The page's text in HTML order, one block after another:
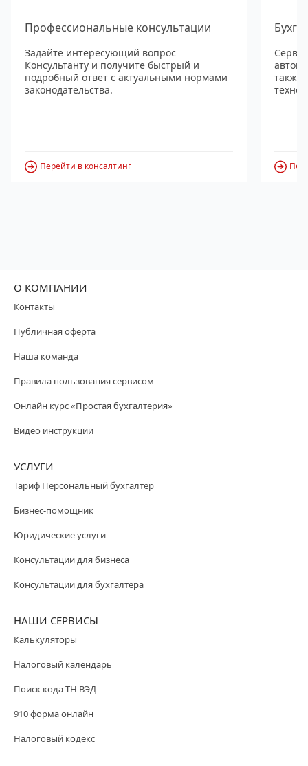
Профессиональные консультации
Задайте интересующий вопрос
Консультанту и получите быстрый и
подробный ответ с актуальными нормами
законодательства.
Перейти в консалтинг
также
О КОМПАНИИ
Контакты
Публичная оферта
Наша команда
Правила пользования сервисом
Онлайн курс «Простая бухгалтерия»
Видео инструкции
УСЛУГИ
Тариф Персональный бухгалтер
Бизнес-помощник
Юридические услуги
Консультации для бизнеса
Консультации для бухгалтера
НАШИ СЕРВИСЫ
Калькуляторы
Налоговый календарь
Поиск кода ТН ВЭД
910 форма онлайн
Налоговый кодекс